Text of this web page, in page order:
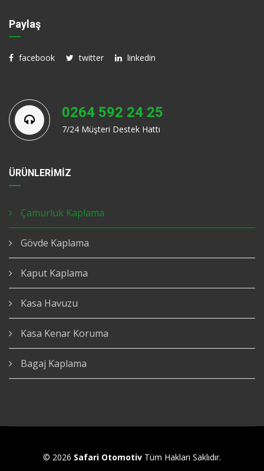
Paylaş
facebook twitter linkedin
0264 592 24 25
7/24 Müşteri Destek Hattı
ÜRÜNLERİMİZ
Çamurluk Kaplama
Gövde Kaplama
Kaput Kaplama
Kasa Havuzu
Kasa Kenar Koruma
Bagaj Kaplama
© 2026 Safari Otomotiv Tüm Hakları Saklıdır.